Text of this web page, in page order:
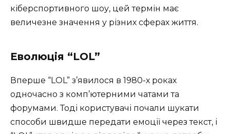
кіберспортивного шоу, цей термін має
величезне значення у різних сферах життя.
Еволюція “LOL”
Вперше “LOL” з’явилося в 1980-х роках
одночасно з комп’ютерними чатами та
форумами. Тоді користувачі почали шукати
способи швидше передати емоції через текст, і